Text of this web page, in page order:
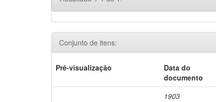
Conjunto de itens:
Pré-visualização
Data do
documento
1903